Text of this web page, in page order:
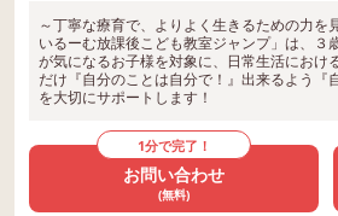
～丁寧な療育で、よりよく生きるための力を
いるーむ放課後こども教室ジャンプ」は、３
が気になるお子様を対象に、日常生活におけ
だけ『自分のことは自分で！』出来るよう『
を大切にサポートします！
1分で完了！
お問い合わせ
(無料)